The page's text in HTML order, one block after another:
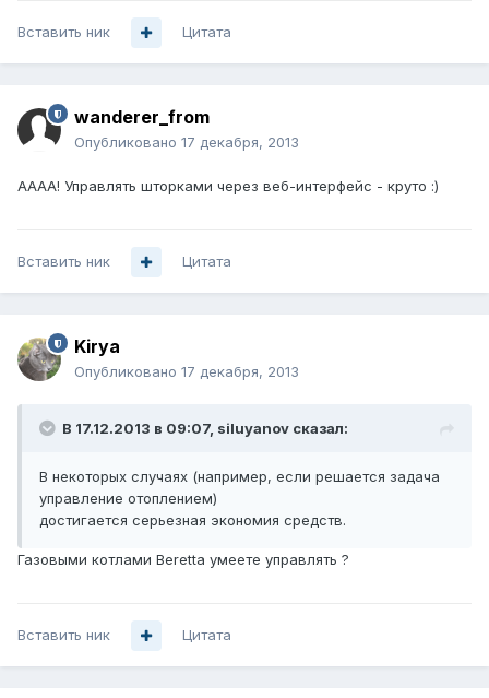
Вставить ник Цитата
wanderer_from
Опубликовано 17 декабря, 2013
АААА! Управлять шторками через веб-интерфейс - круто :)
Вставить ник Цитата
Kirya
Опубликовано 17 декабря, 2013
В 17.12.2013 в 09:07, siluyanov сказал:
В некоторых случаях (например, если решается задача
управление отоплением)
достигается серьезная экономия средств.
Газовыми котлами Beretta умеете управлять ?
Вставить ник Цитата